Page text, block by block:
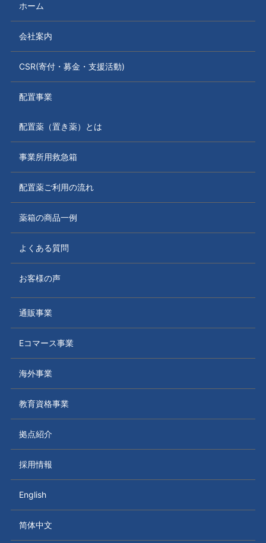
ホーム
会社案内
CSR(寄付・募金・支援活動)
配置事業
配置薬（置き薬）とは
事業所用救急箱
配置薬ご利用の流れ
薬箱の商品一例
よくある質問
お客様の声
通販事業
Eコマース事業
海外事業
教育資格事業
拠点紹介
採用情報
English
简体中文